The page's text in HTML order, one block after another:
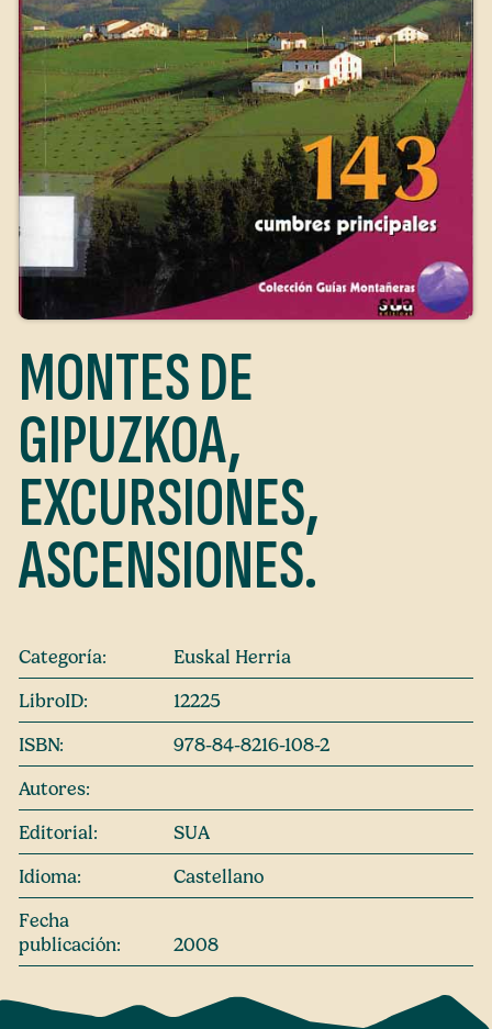
MONTES DE
GIPUZKOA,
EXCURSIONES,
ASCENSIONES.
Categoría:
Euskal Herria
LibroID:
12225
ISBN:
978-84-8216-108-2
Autores:
Editorial:
SUA
Idioma:
Castellano
Fecha
publicación:
2008